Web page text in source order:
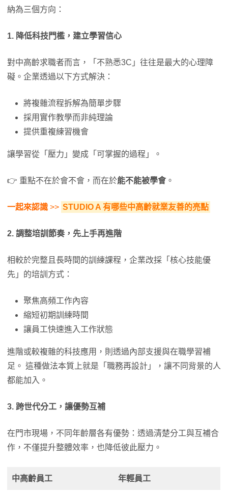
納為三個方向：
1. 降低科技門檻，建立學習信心
對中高齡求職者而言，「不熟悉3C」往往是最大的心理障
礙。企業透過以下方式解決：
將複雜流程拆解為簡單步驟
採用實作教學而非純理論
提供重複練習機會
讓學習從「壓力」變成「可掌握的過程」。
👉 重點不在於會不會，而在於能不能被學會。
一起來認識 >> STUDIO A 有哪些中高齡就業友善的亮點
2. 調整培訓節奏，先上手再進階
相較於完整且長時間的訓練課程，企業改採「核心技能優
先」的培訓方式：
聚焦高頻工作內容
縮短初期訓練時間
讓員工快速進入工作狀態
進階或較複雜的科技應用，則透過內部支援與在職學習補
足。 這種做法本質上就是「職務再設計」，讓不同背景的人
都能加入。
3. 跨世代分工，讓優勢互補
在門市現場，不同年齡層各有優勢：透過清楚分工與互補合
作，不僅提升整體效率，也降低彼此壓力。
中高齡員工 年輕員工